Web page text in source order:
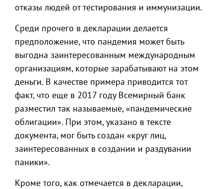
отказы людей от тестирования и иммунизации.
Среди прочего в декларации делается
предположение, что пандемия может быть
выгодна заинтересованным международным
организациям, которые зарабатывают на этом
деньги. В качестве примера приводится тот
факт, что еще в 2017 году Всемирный банк
разместил так называемые, «пандемические
облигации». При этом, указано в тексте
документа, мог быть создан «круг лиц,
заинтересованных в создании и раздувании
паники».
Кроме того, как отмечается в декларации,